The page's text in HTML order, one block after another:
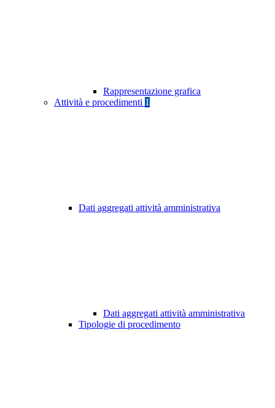
Rappresentazione grafica
Attività e procedimenti 1
Dati aggregati attività amministrativa
Dati aggregati attività amministrativa
Tipologie di procedimento